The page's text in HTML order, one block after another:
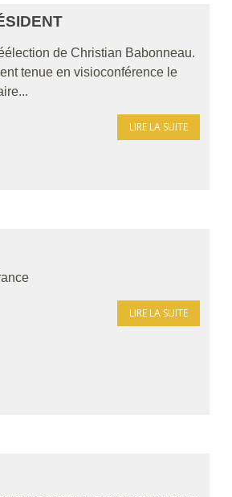
de Christian Babonneau.
tenue en visioconférence le
LIRE LA SUITE
LIRE LA SUITE